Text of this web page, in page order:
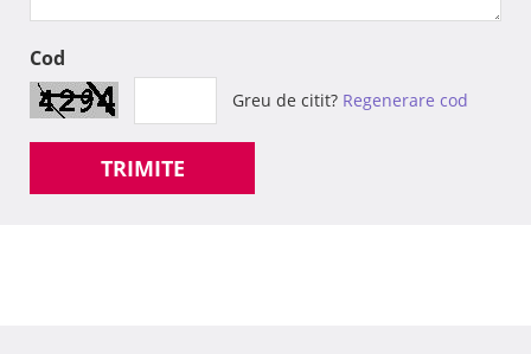
Cod
Greu de citit? Regenerare cod
TRIMITE